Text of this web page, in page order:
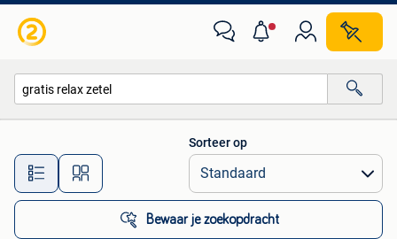
Alle afstanden…
Sorteer op
Bewaar je zoekopdracht